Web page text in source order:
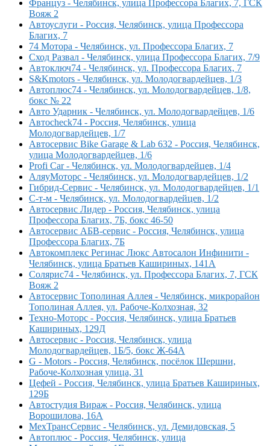
Француз - Челябинск, улица Профессора Благих, 7, ГСК
Вояж 2
Автоуслуги - Россия, Челябинск, улица Профессора
Благих, 7
74 Мотора - Челябинск, ул. Профессора Благих, 7
Сход Развал - Челябинск, улица Профессора Благих, 7/9
Автоключ74 - Челябинск, ул. Профессора Благих, 7
S&Kmotors - Челябинск, ул. Молодогвардейцев, 1/3
Автоплюс74 - Челябинск, ул. Молодогвардейцев, 1/8,
бокс № 22
Авто Ударник - Челябинск, ул. Молодогвардейцев, 1/6
Автоcheck74 - Россия, Челябинск, улица
Молодогвардейцев, 1/7
Автосервис Bike Garage & Lab 632 - Россия, Челябинск,
улица Молодогвардейцев, 1/6
Profi Car - Челябинск, ул. Молодогвардейцев, 1/4
АляуМоторс - Челябинск, ул. Молодогвардейцев, 1/2
Гибрид-Сервис - Челябинск, ул. Молодогвардейцев, 1/1
С-т-м - Челябинск, ул. Молодогвардейцев, 1/2
Автосервис Лидер - Россия, Челябинск, улица
Профессора Благих, 7Б, бокс 46-50
Автосервис АБВ-сервис - Россия, Челябинск, улица
Профессора Благих, 7Б
Автокомплекс Регинас Люкс Автосалон Инфинити -
Челябинск, улица Братьев Кашириных, 141А
Солярис74 - Челябинск, ул. Профессора Благих, 7, ГСК
Вояж 2
Автосервис Тополиная Аллея - Челябинск, микрорайон
Тополиная Аллея, ул. Рабоче-Колхозная, 32
Техно-Моторс - Россия, Челябинск, улица Братьев
Кашириных, 129Д
Автосервис - Россия, Челябинск, улица
Молодогвардейцев, 1Б/5, бокс Ж-64А
G - Motors - Россия, Челябинск, посёлок Шершни,
Рабоче-Колхозная улица, 31
Цефей - Россия, Челябинск, улица Братьев Кашириных,
129Б
Автостудия Вираж - Россия, Челябинск, улица
Ворошилова, 16А
МехТрансСервис - Челябинск, ул. Демидовская, 5
Автоплюс - Россия, Челябинск, улица